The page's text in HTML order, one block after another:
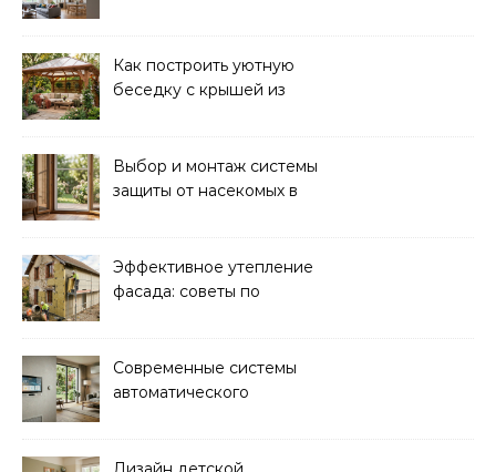
Как построить уютную
беседку с крышей из
Выбор и монтаж системы
защиты от насекомых в
Эффективное утепление
фасада: советы по
Современные системы
автоматического